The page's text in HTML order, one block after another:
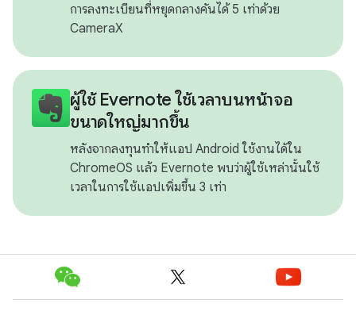
การลงทะเบียนที่หยุดกลางคันได้ 5 เท่าด้วย
CameraX
ผู้ใช้ Evernote ใช้เวลาบนหน้าจอ
ขนาดใหญ่มากขึ้น
หลังจากลงทุนทําให้แอป Android ใช้งานได้ใน
ChromeOS แล้ว Evernote พบว่าผู้ใช้เหล่านั้นใช้
เวลาในการใช้แอปเพิ่มขึ้น 3 เท่า